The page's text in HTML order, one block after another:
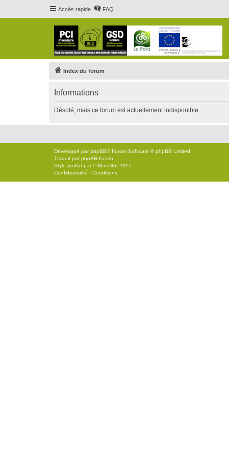
Accès rapide FAQ
Index du forum
Informations
Désolé, mais ce forum est actuellement indisponible.
Développé parphpBB® Forum Software © phpBB Limited
Traduit parphpBB-fr.com
Style proflat par ©Mazeltof 2017
Confidentialité | Conditions